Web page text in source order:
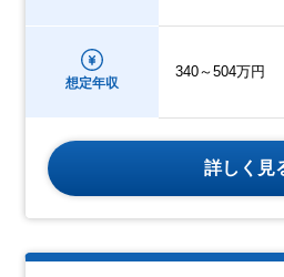
想定年収
340～504万円
詳しく見